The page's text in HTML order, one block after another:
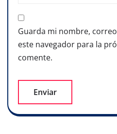
Guarda mi nombre,
este navegador para la
comente.